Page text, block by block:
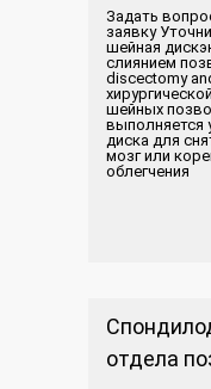
Задать
заявку
шейная
слиянием
discectomy
шейных
выполняется
диска для
мозг или
облегчения
отдела